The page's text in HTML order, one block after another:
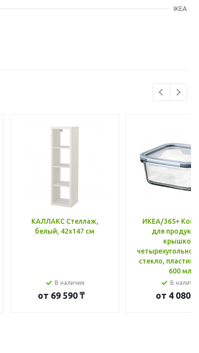
IKEA
КАЛЛАКС Стеллаж,
белый, 42x147 см
В наличии
от 69 590 ₸
ИКЕА/365+
для
крышкой,
стекло, пластик
600 мл
В
от 4 080 ₸